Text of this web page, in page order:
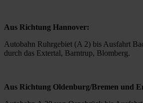
Aus Richtung Hannover:
Autobahn Ruhrgebiet (A 2) bis Ausfahrt
durch das Extertal, Barntrup, Blomberg.
Aus Richtung Oldenburg/Bremen und